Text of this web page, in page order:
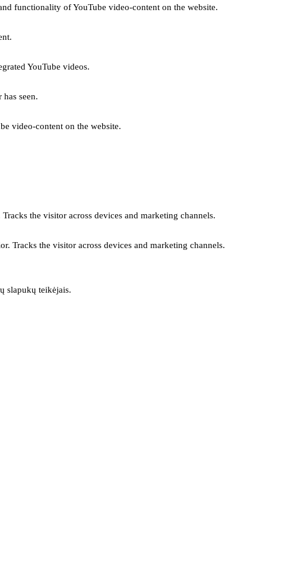
functionality of YouTube video-content on the website.
YouTube videos.
seen.
video-content on the website.
the visitor across devices and marketing channels.
Tracks the visitor across devices and marketing channels.
slapukų teikėjais.